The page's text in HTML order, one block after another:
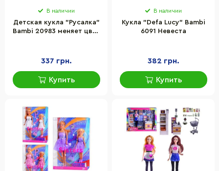
В наличии
Детская кукла "Русалка"
Bambi 20983 меняет цвет
337 грн.
Купить
В наличии
Кукла "Defa Lucy" Bambi
6091 Невеста
382 грн.
Купить